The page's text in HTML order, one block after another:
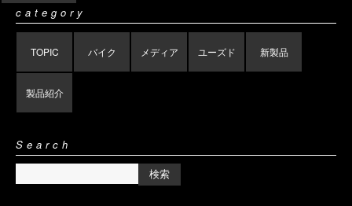
category
TOPIC バイク メディア ユーズド 新製品
製品紹介
Search